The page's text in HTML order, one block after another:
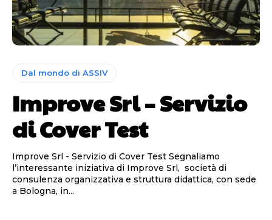
Dal mondo di ASSIV
Improve Srl – Servizio
di Cover Test
Improve Srl - Servizio di Cover Test Segnaliamo
l’interessante iniziativa di Improve Srl, società di
consulenza organizzativa e struttura didattica, con sede
a Bologna, in...